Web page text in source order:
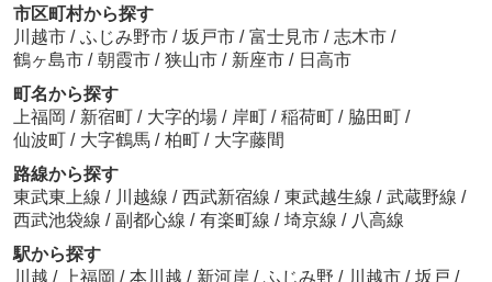
市区町村から探す
川越市 / ふじみ野市 / 坂戸市 / 富士見市 / 志木市 /
鶴ヶ島市 / 朝霞市 / 狭山市 / 新座市 / 日高市
町名から探す
上福岡 / 新宿町 / 大字的場 / 岸町 / 稲荷町 / 脇田町 /
仙波町 / 大字鶴馬 / 柏町 / 大字藤間
路線から探す
東武東上線 / 川越線 / 西武新宿線 / 東武越生線 / 武蔵野線 /
西武池袋線 / 副都心線 / 有楽町線 / 埼京線 / 八高線
駅から探す
川越 / 上福岡 / 本川越 / 新河岸 / ふじみ野 / 川越市 / 坂戸 /